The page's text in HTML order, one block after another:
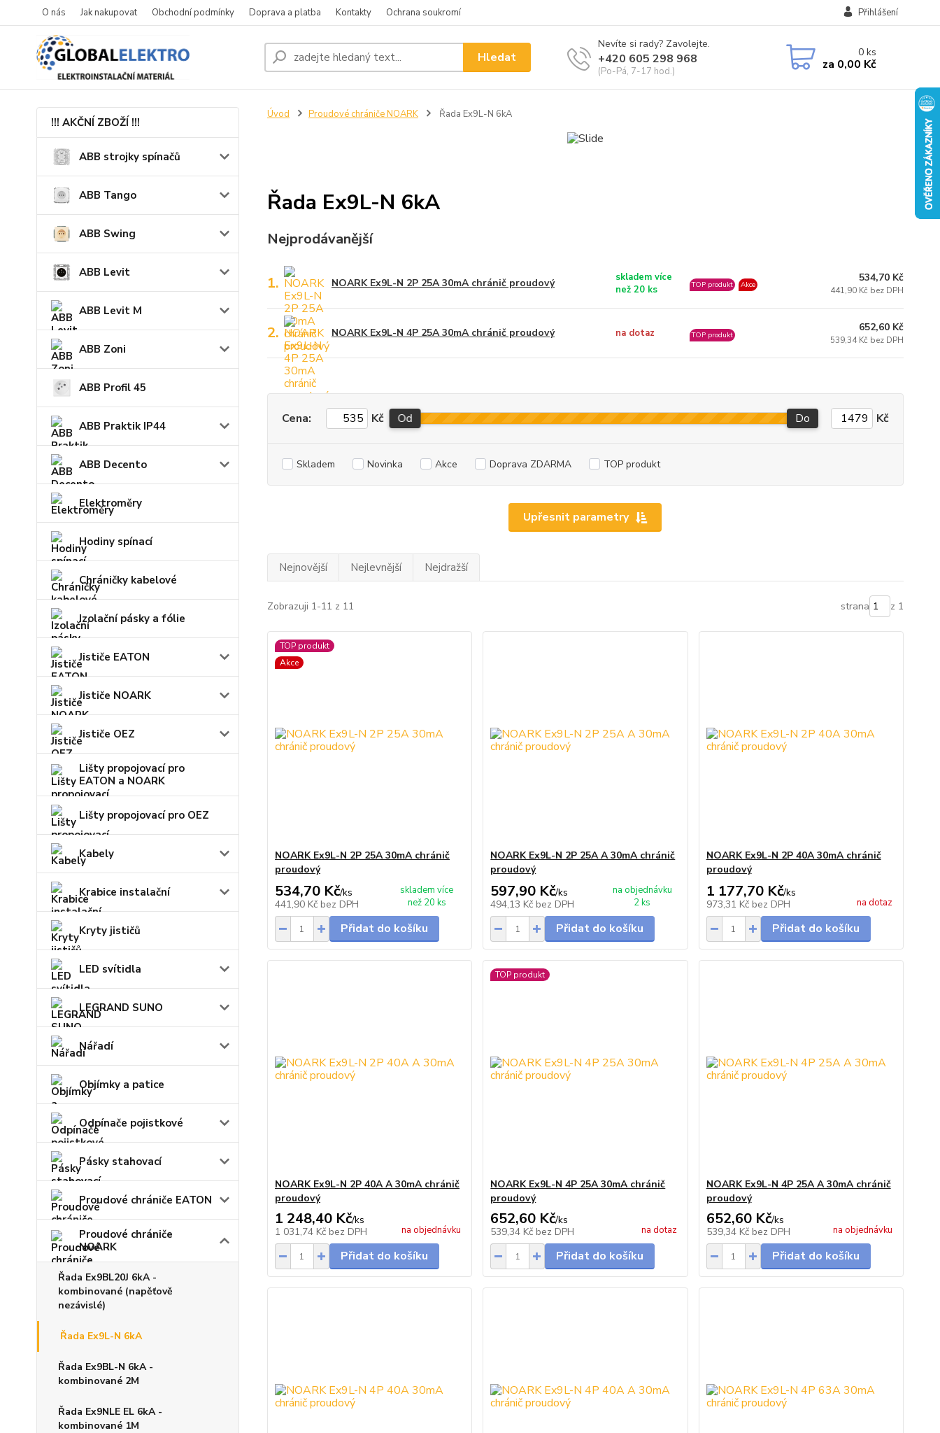
O nás Jak nakupovat Obchodní podmínky Doprava a platba Kontakty Ochrana soukromí Přihlášení
Hledat
Nevíte si rady? Zavolejte.
+420 605 298 968
(Po-Pá, 7-17 hod.)
0ks
za 0,00 Kč
!!! AKČNÍ ZBOŽÍ !!!
ABB strojky spínačů
ABB Tango
ABB Swing
ABB Levit
ABB Levit M
ABB Zoni
ABB Profil 45
ABB Praktik IP44
ABB Decento
Elektroměry
Hodiny spínací
Chráničky kabelové
Izolační pásky a fólie
Jističe EATON
Jističe NOARK
Jističe OEZ
Lišty propojovací pro
EATON a NOARK
Lišty propojovací pro OEZ
Kabely
Krabice instalační
Kryty jističů
LED svítidla
LEGRAND SUNO
Nářadí
Objímky a patice
Odpínače pojistkové
Pásky stahovací
Proudové chrániče EATON
Proudové chrániče
NOARK
Řada Ex9BL20J 6kA -
kombinované (napěťově
nezávislé)
Řada Ex9L-N 6kA
Řada Ex9BL-N 6kA -
kombinované 2M
Řada Ex9NLE EL 6kA -
kombinované 1M
Úvod Proudové chrániče NOARK Řada Ex9L-N 6kA
Řada Ex9L-N 6kA
Nejprodávanější
1. NOARK Ex9L-N 2P 25A 30mA chránič proudový
skladem více
než 20 ks
TOP produkt Akce
534,70 Kč
441,90 Kč bez DPH
2. NOARK Ex9L-N 4P 25A 30mA chránič proudový na dotaz TOP produkt
652,60 Kč
539,34 Kč bez DPH
Upřesnit parametry
Cena: Kč Od Do Kč
Skladem Novinka Akce Doprava ZDARMA TOP produkt
Nejnovější Nejlevnější Nejdražší
Zobrazuji 1-11 z 11 strana z 1
TOP produkt
Akce
NOARK Ex9L-N 2P 25A 30mA chránič
proudový
534,70 Kč/ks
441,90 Kč bez DPH
skladem více
než 20 ks
Přidat do košíku
NOARK Ex9L-N 2P 25A A 30mA chránič
proudový
597,90 Kč/ks
494,13 Kč bez DPH
na objednávku
2 ks
Přidat do košíku
NOARK Ex9L-N 2P 40A 30mA chránič
proudový
1 177,70 Kč/ks
973,31 Kč bez DPH na dotaz
Přidat do košíku
NOARK Ex9L-N 2P 40A A 30mA chránič
proudový
1 248,40 Kč/ks
1 031,74 Kč bez DPH na objednávku
Přidat do košíku
TOP produkt
NOARK Ex9L-N 4P 25A 30mA chránič
proudový
652,60 Kč/ks
539,34 Kč bez DPH na dotaz
Přidat do košíku
NOARK Ex9L-N 4P 25A A 30mA chránič
proudový
652,60 Kč/ks
539,34 Kč bez DPH na objednávku
Přidat do košíku